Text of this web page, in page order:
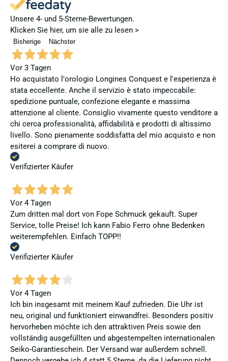
Unsere 4- und 5-Sterne-Bewertungen.
Klicken Sie hier, um sie alle zu lesen >
Bisherige Nächster
Vor 3 Tagen
Ho acquistato l'orologio Longines Conquest e l'esperienza è
stata eccellente. Anche il servizio è stato impeccabile:
spedizione puntuale, confezione elegante e massima
attenzione al cliente. Consiglio vivamente questo venditore a
chi cerca professionalità, affidabilità e prodotti di altissimo
livello. Sono pienamente soddisfatta del mio acquisto e non
esiterei a comprare di nuovo.
Verifizierter Käufer
Vor 4 Tagen
Zum dritten mal dort von Fope Schmuck gekauft. Super
Service, tolle Preise! Ich kann Fabio Ferro ohne Bedenken
weiterempfehlen. Einfach TOPP!!
Verifizierter Käufer
Vor 4 Tagen
Ich bin insgesamt mit meinem Kauf zufrieden. Die Uhr ist
neu, original und funktioniert einwandfrei. Besonders positiv
hervorheben möchte ich den attraktiven Preis sowie den
vollständig ausgefüllten und abgestempelten internationalen
Seiko-Garantieschein. Der Versand war außerdem schnell.